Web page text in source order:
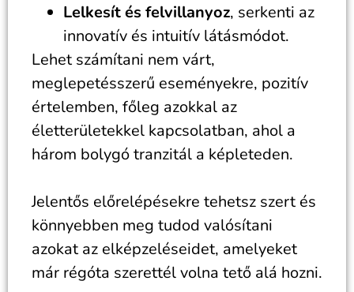
Lelkesít és felvillanyoz, serkenti az
innovatív és intuitív látásmódot.
Lehet számítani nem várt,
meglepetésszerű eseményekre, pozitív
értelemben, főleg azokkal az
életterületekkel kapcsolatban, ahol a
három bolygó tranzitál a képleteden.
Jelentős előrelépésekre tehetsz szert és
könnyebben meg tudod valósítani
azokat az elképzeléseidet, amelyeket
már régóta szerettél volna tető alá hozni.